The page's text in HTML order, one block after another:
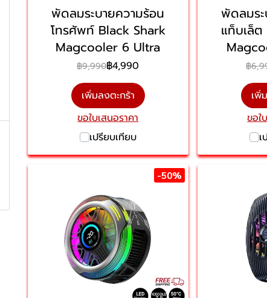
พัดลมระบายความร้อน
โทรศัพท์ Black Shark
Magcooler 6 Ultra
฿9,990฿4,990
เพิ่มลงตะกร้า
ขอใบเสนอราคา
เปรียบเทียบ
พัดลมร
แท็บเล็
฿
เพิ่
ขอใ
เ
-50%